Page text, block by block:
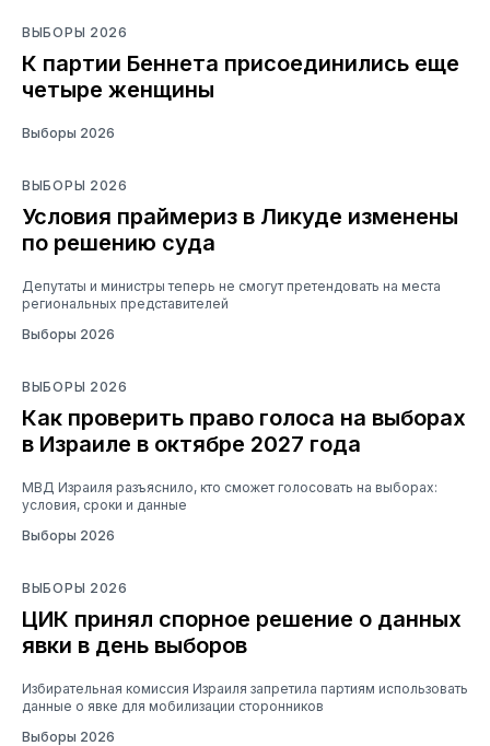
ВЫБОРЫ 2026
К партии Беннета присоединились еще
четыре женщины
Выборы 2026
ВЫБОРЫ 2026
Условия праймериз в Ликуде изменены
по решению суда
Депутаты и министры теперь не смогут претендовать на места
региональных представителей
Выборы 2026
ВЫБОРЫ 2026
Как проверить право голоса на выборах
в Израиле в октябре 2027 года
МВД Израиля разъяснило, кто сможет голосовать на выборах:
условия, сроки и данные
Выборы 2026
ВЫБОРЫ 2026
ЦИК принял спорное решение о данных
явки в день выборов
Избирательная комиссия Израиля запретила партиям использовать
данные о явке для мобилизации сторонников
Выборы 2026